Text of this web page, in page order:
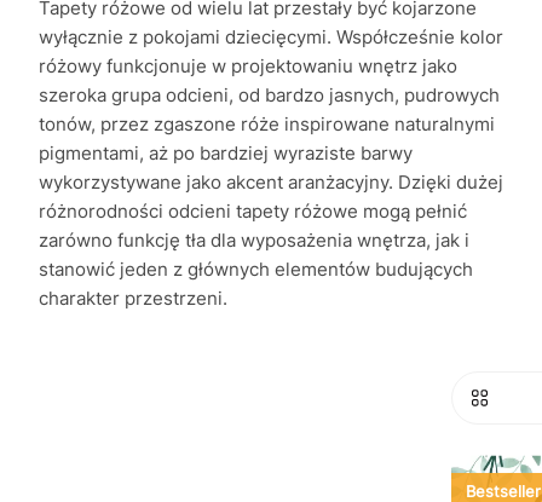
Tapety różowe od wielu lat przestały być kojarzone
wyłącznie z pokojami dziecięcymi. Współcześnie kolor
różowy funkcjonuje w projektowaniu wnętrz jako
szeroka grupa odcieni, od bardzo jasnych, pudrowych
tonów, przez zgaszone róże inspirowane naturalnymi
pigmentami, aż po bardziej wyraziste barwy
wykorzystywane jako akcent aranżacyjny. Dzięki dużej
różnorodności odcieni tapety różowe mogą pełnić
zarówno funkcję tła dla wyposażenia wnętrza, jak i
stanowić jeden z głównych elementów budujących
charakter przestrzeni.
Bestseller